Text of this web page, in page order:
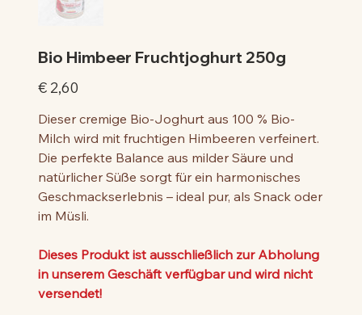
Bio Himbeer Fruchtjoghurt 250g
Preis
€ 2,60
Dieser cremige Bio-Joghurt aus 100 % Bio-
Milch wird mit fruchtigen Himbeeren verfeinert.
Die perfekte Balance aus milder Säure und
natürlicher Süße sorgt für ein harmonisches
Geschmackserlebnis – ideal pur, als Snack oder
im Müsli.
Dieses Produkt ist ausschließlich zur Abholung
in unserem Geschäft verfügbar und wird nicht
versendet!